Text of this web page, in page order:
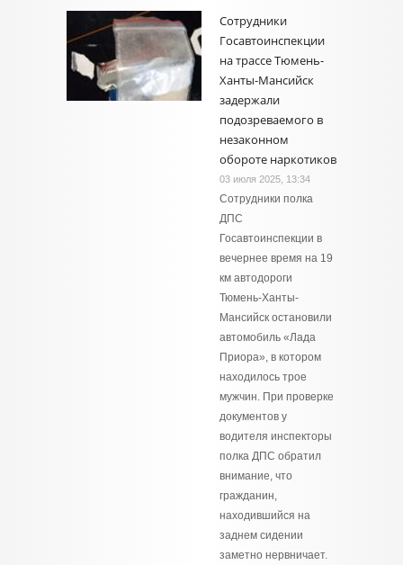
Сотрудники
Госавтоинспекции
на трассе Тюмень-
Ханты-Мансийск
задержали
подозреваемого в
незаконном
обороте наркотиков
03 июля 2025, 13:34
Сотрудники полка
ДПС
Госавтоинспекции в
вечернее время на 19
км автодороги
Тюмень-Ханты-
Мансийск остановили
автомобиль «Лада
Приора», в котором
находилось трое
мужчин. При проверке
документов у
водителя инспекторы
полка ДПС обратил
внимание, что
гражданин,
находившийся на
заднем сидении
заметно нервничает.